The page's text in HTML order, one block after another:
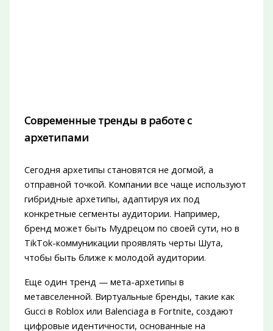
Современные тренды в работе с
архетипами
Сегодня архетипы становятся не догмой, а
отправной точкой. Компании все чаще используют
гибридные архетипы, адаптируя их под
конкретные сегменты аудитории. Например,
бренд может быть Мудрецом по своей сути, но в
TikTok-коммуникации проявлять черты Шута,
чтобы быть ближе к молодой аудитории.
Еще один тренд — мета-архетипы в
метавселенной. Виртуальные бренды, такие как
Gucci в Roblox или Balenciaga в Fortnite, создают
цифровые идентичности, основанные на